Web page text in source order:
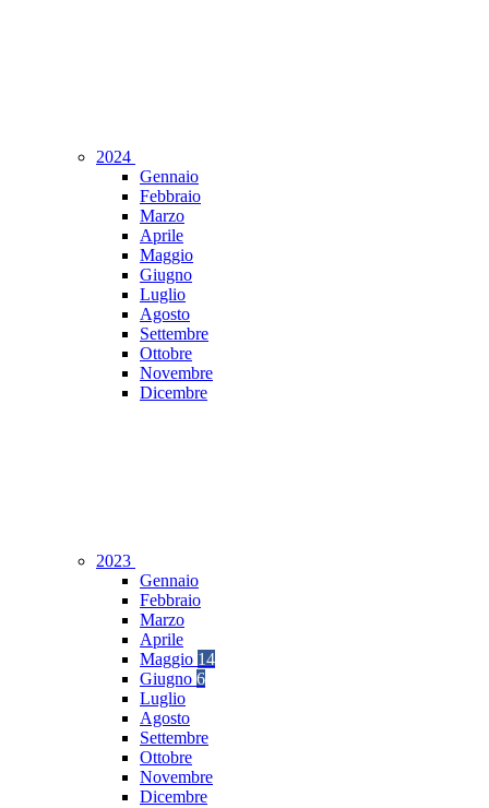
2024
Gennaio
Febbraio
Marzo
Aprile
Maggio
Giugno
Luglio
Agosto
Settembre
Ottobre
Novembre
Dicembre
2023
Gennaio
Febbraio
Marzo
Aprile
Maggio 14
Giugno 6
Luglio
Agosto
Settembre
Ottobre
Novembre
Dicembre